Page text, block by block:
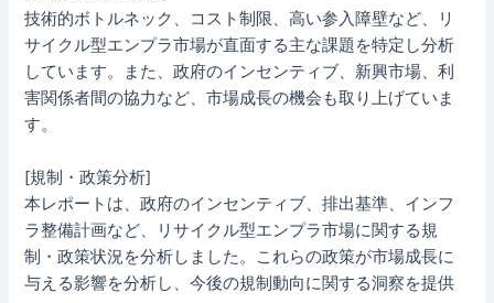
技術的ボトルネック、コスト制限、高い参入障壁など、リ
サイクル型エンプラ市場が直面する主な課題を特定し分析
しています。また、政府のインセンティブ、新興市場、利
害関係者間の協力など、市場成長の機会も取り上げていま
す。
[規制・政策分析]
本レポートは、政府のインセンティブ、排出基準、インフ
ラ整備計画など、リサイクル型エンプラ市場に関する規
制・政策状況を分析しました。これらの政策が市場成長に
与える影響を分析し、今後の規制動向に関する洞察を提供